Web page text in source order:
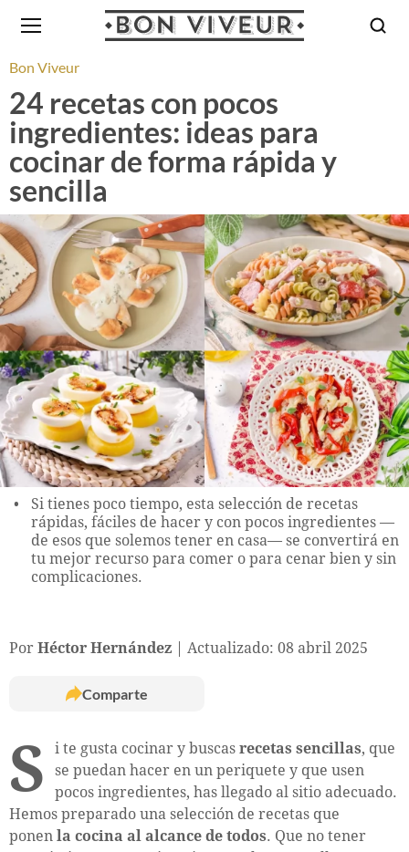
Bon Viveur
24 recetas con pocos
ingredientes: ideas para
cocinar de forma rápida y
sencilla
Si tienes poco tiempo, esta selección de recetas
rápidas, fáciles de hacer y con pocos ingredientes —
de esos que solemos tener en casa— se convertirá en
tu mejor recurso para comer o para cenar bien y sin
complicaciones.
Por Héctor Hernández Actualizado: 08 abril 2025
Comparte
S i te gusta cocinar y buscas recetas sencillas, que
se puedan hacer en un periquete y que usen
pocos ingredientes, has llegado al sitio adecuado.
Hemos preparado una selección de recetas que
ponen la cocina al alcance de todos. Que no tener